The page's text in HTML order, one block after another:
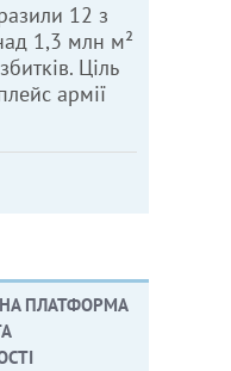
12 з
1,3 млн м²
Ціль
армії
ПЛАТФОРМА